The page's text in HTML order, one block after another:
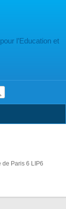
l’Education et
de Paris 6 LIP6